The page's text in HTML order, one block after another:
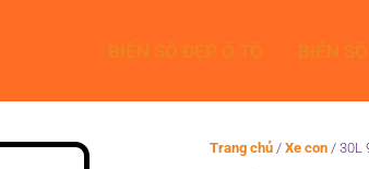
Trang chủ / Xe con / 30L